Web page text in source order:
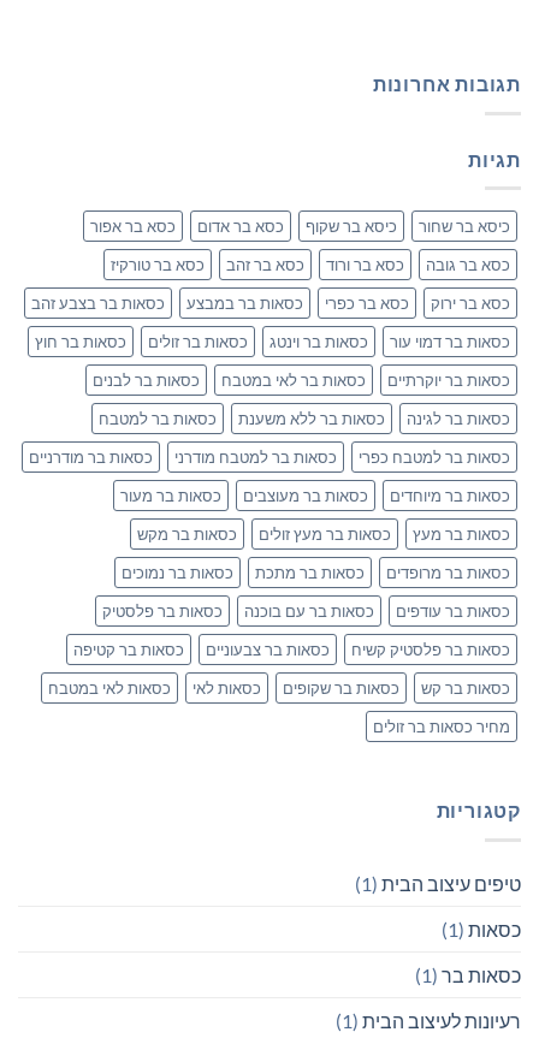
תגובות אחרונות
תגיות
כיסא בר שחור כיסא בר שקוף כסא בר אדום
כסא בר אפור
כסא בר גובה
כסא בר ורוד כסא בר זהב
כסא בר טורקיז
כסא בר ירוק
כסא בר כפרי כסאות בר במבצע
כסאות בר בצבע זהב
כסאות בר דמוי עור
כסאות בר וינטג כסאות בר זולים
כסאות בר חוץ
כסאות בר יוקרתיים
כסאות בר לאי במטבח
כסאות בר לבנים
כסאות בר לגינה
כסאות בר ללא משענת
כסאות בר למטבח
כסאות בר למטבח כפרי
כסאות בר למטבח מודרני
כסאות בר מודרניים
כסאות בר מיוחדים
כסאות בר מעוצבים
כסאות בר מעור
כסאות בר מעץ
כסאות בר מעץ זולים
כסאות בר מקש
כסאות בר מרופדים
כסאות בר מתכת
כסאות בר נמוכים
כסאות בר עודפים
כסאות בר עם בוכנה
כסאות בר פלסטיק
כסאות בר פלסטיק קשיח
כסאות בר צבעוניים
כסאות בר קטיפה
כסאות בר קש
כסאות בר שקופים כסאות לאי
כסאות לאי במטבח
מחיר כסאות בר זולים
קטגוריות
טיפים עיצוב הבית (1)
כסאות (1)
כסאות בר (1)
רעיונות לעיצוב הבית (1)